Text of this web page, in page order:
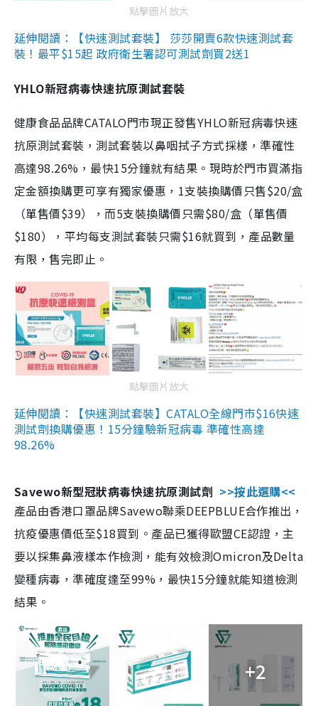
點擊圖片放大
延伸閱讀：【快速測試套裝】 莎莎開賣6款快速測試套
裝！最平$15起 政府衛生署認可測試劑買2送1
YHLO新冠病毒快速抗原測試套裝
健康食品品牌CATALO門市現正發售YHLO新冠病毒快速
抗原測試套裝，測試套裝以鼻咽拭子方式採樣，準確性
高達98.26%，最快15分鐘就有結果。現時於門市買滿指
定金額換購更可享有獨家優惠，1支裝換購價只售$20/盒
（單售價$39），而5支裝換購價只需$80/盒（單售價
$180），平均每支測試套裝只需$16就買到，產品數量
有限，售完即止。
點擊圖片放大
延伸閱讀：【快速測試套裝】CATALO全線門市$16快速
測試劑換購優惠！15分鐘驗新冠病毒 準確性高達
98.26%
Savewo新型冠狀病毒快速抗原測試劑 >>按此選購<<
產品由香港口罩品牌Savewo聯乘DEEPBLUE合作推出，
抗疫優惠價低至$18買到。產品已獲得歐盟CE認證，主
要以採集鼻液樣本作檢測，能有效檢測Omicron及Delta
變種病毒，準確度達至99%，最快15分鐘就能知道檢測
結果。
+2